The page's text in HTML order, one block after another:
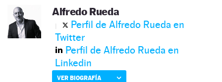
Alfredo Rueda
Perfil de Alfredo Rueda en
Twitter
Perfil de Alfredo Rueda en
Linkedin
VER BIOGRAFÍA